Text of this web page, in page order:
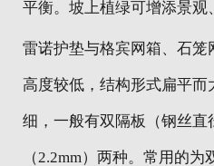
平衡。坡上植绿可增添景观
雷诺护垫与格宾网箱、石笼
高度较低，结构形式扁平
细，一般有双隔板（钢丝直
（2.2mm）两种。常用的